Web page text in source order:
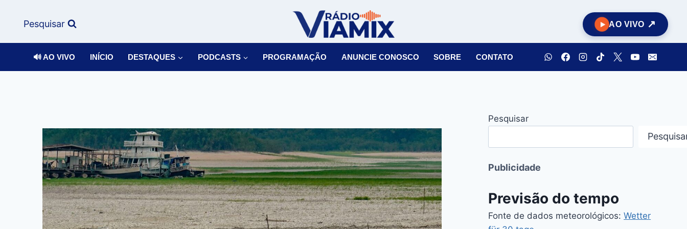
Pesquisar AO VIVO
🔊 AO VIVO INÍCIO DESTAQUES PODCASTS PROGRAMAÇÃO ANUNCIE CONOSCO SOBRE CONTATO
Pesquisar
Publicidade
Previsão do tempo
Fonte de dados meteorológicos:Wetter